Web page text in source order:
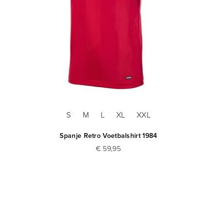
S M L XL XXL
Spanje Retro Voetbalshirt 1984
€ 59,95